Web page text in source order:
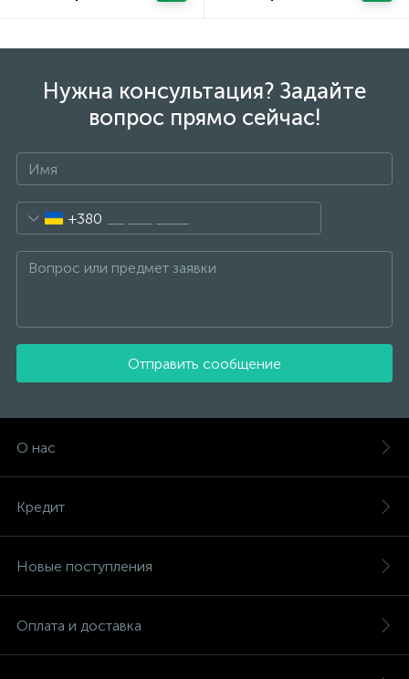
Нужна консультация? Задайте
вопрос прямо сейчас!
+380
Отправить сообщение
О нас
Кредит
Новые поступления
Оплата и доставка